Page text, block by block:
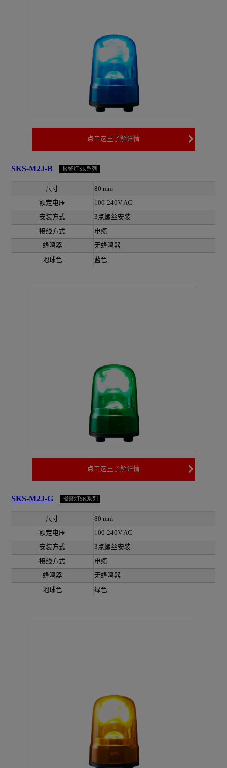
点击这里了解详情
SKS-M2J-B 报警灯SK系列
尺寸
80 mm
额定电压
100-240V AC
安装方式
3点螺丝安装
接线方式
电缆
蜂鸣器
无蜂鸣器
地球色
蓝色
点击这里了解详情
SKS-M2J-G 报警灯SK系列
尺寸
80 mm
额定电压
100-240V AC
安装方式
3点螺丝安装
接线方式
电缆
蜂鸣器
无蜂鸣器
地球色
绿色